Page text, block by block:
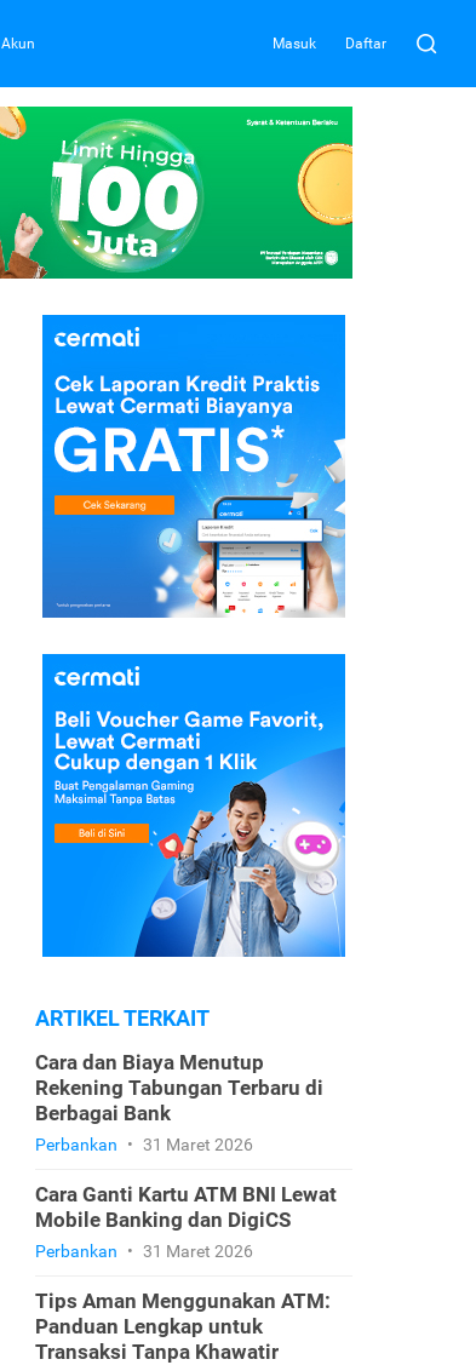
Akun Masuk Daftar
ARTIKEL TERKAIT
Cara dan Biaya Menutup
Rekening Tabungan Terbaru di
Berbagai Bank
Perbankan • 31 Maret 2026
Cara Ganti Kartu ATM BNI Lewat
Mobile Banking dan DigiCS
Perbankan • 31 Maret 2026
Tips Aman Menggunakan ATM:
Panduan Lengkap untuk
Transaksi Tanpa Khawatir